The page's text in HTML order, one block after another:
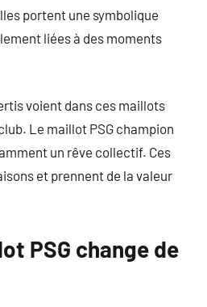
portent une symbolique
liées à des moments
voient dans ces maillots
Le maillot PSG champion
un rêve collectif. Ces
et prennent de la valeur
PSG change de